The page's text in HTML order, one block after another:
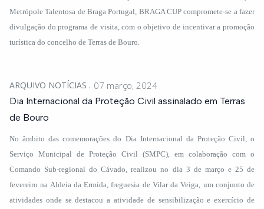
Metrópole Talentosa de Braga Portugal, BRAGA CUP compromete-se a fazer
divulgação do programa de visita, com o objetivo de incentivar a promoção
turística do concelho de Terras de Bouro.
ARQUIVO NOTÍCIAS 07 março, 2024
Dia Internacional da Proteção Civil assinalado em Terras
de Bouro
No âmbito das comemorações do Dia Internacional da Proteção Civil, o
Serviço Municipal de Proteção Civil (SMPC), em colaboração com o
Comando Sub-regional do Cávado, realizou no dia 3 de março e 25 de
fevereiro na Aldeia da Ermida, freguesia de Vilar da Veiga, um conjunto de
atividades onde se destacou a atividade de sensibilização e exercício de